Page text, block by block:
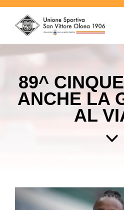
89^
ANCHE LA
AL